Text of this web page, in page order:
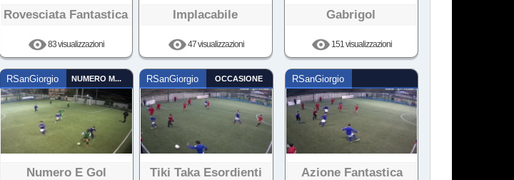
Rovesciata Fantastica
83 visualizzazioni
Implacabile
47 visualizzazioni
Gabrigol
151 visualizzazioni
RSanGiorgio NUMERO MAGICO
Numero E Gol
RSanGiorgio OCCASIONE
Tiki Taka Esordienti
RSanGiorgio
Azione Fantastica